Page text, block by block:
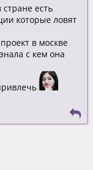
есть
которые ловят
в москве
с кем она